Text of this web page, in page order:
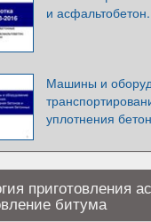
и
Машины и
уплотнения
приготовления
битума